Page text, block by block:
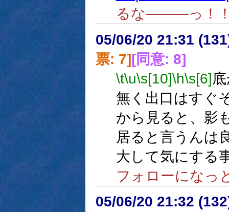
るな―――っ！
05/06/20 21:31
票: 7][同意: 8]
\t\u\s[10]\h\s[6]
無く出口はすぐ
から見ると、影
居ると言うんは
大して気にする
フォローになっ
05/06/20 21:32